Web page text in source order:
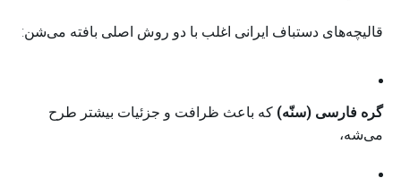
قالیچه‌های دستباف ایرانی اغلب با دو روش اصلی بافته می‌شن:
گره فارسی (سنّه) که باعث ظرافت و جزئیات بیشتر طرح
می‌شه،